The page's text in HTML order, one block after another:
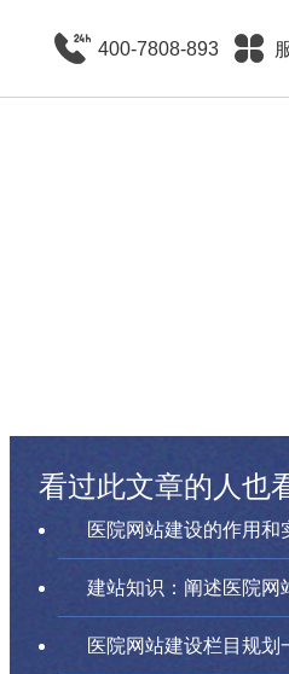
400-7808-893
看过此文章的人也
医院网站建设的作用和
建站知识：阐述医院网
医院网站建设栏目规划